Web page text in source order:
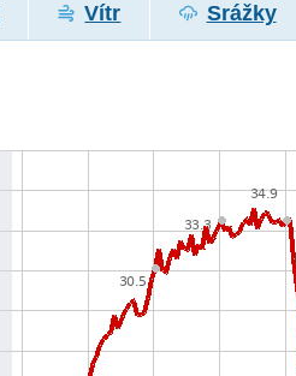
Vítr Srážky